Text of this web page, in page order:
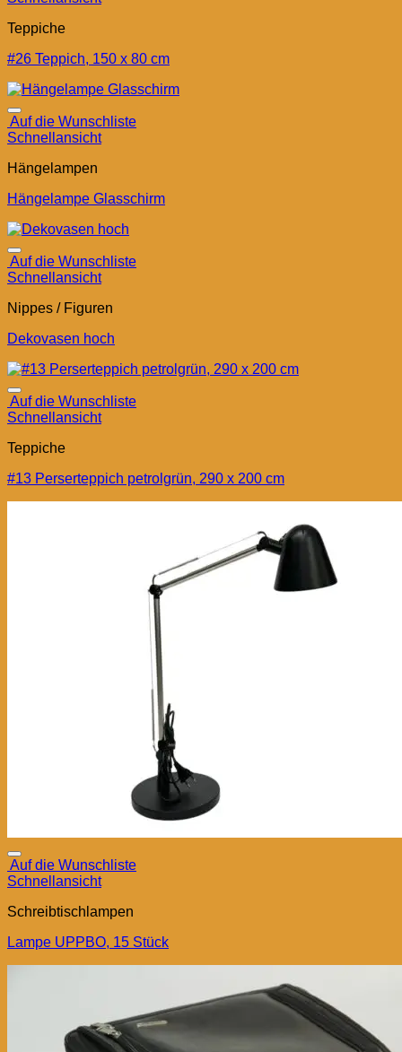
Teppiche
#26 Teppich, 150 x 80 cm
Auf die Wunschliste
Schnellansicht
Hängelampen
Hängelampe Glasschirm
Auf die Wunschliste
Schnellansicht
Nippes / Figuren
Dekovasen hoch
Auf die Wunschliste
Schnellansicht
Teppiche
#13 Perserteppich petrolgrün, 290 x 200 cm
Auf die Wunschliste
Schnellansicht
Schreibtischlampen
Lampe UPPBO, 15 Stück